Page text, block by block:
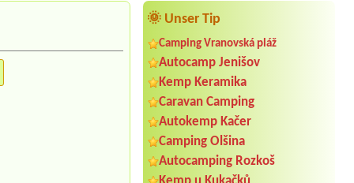
🌞 Unser Tip
Camping Vranovská pláž
Autocamp Jenišov
Kemp Keramika
Caravan Camping
Autokemp Kačer
Camping Olšina
Autocamping Rozkoš